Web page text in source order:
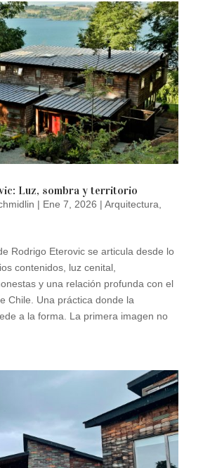
Luz, sombra y territorio
| Ene 7, 2026 | Arquitectura,
Rodrigo Eterovic se articula desde lo
contenidos, luz cenital,
y una relación profunda con el
Chile. Una práctica donde la
a la forma. La primera imagen no